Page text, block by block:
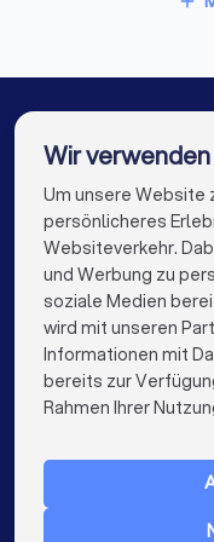
Die besten
info@trustlocal.de
FÜR PRIVATPERSONEN
Wir
Um unsere Website
persönlicheres
Websiteverkehr.
und Werbung zu
soziale Medien
wird mit unseren
Informationen mit
bereits zur
Rahmen Ihrer